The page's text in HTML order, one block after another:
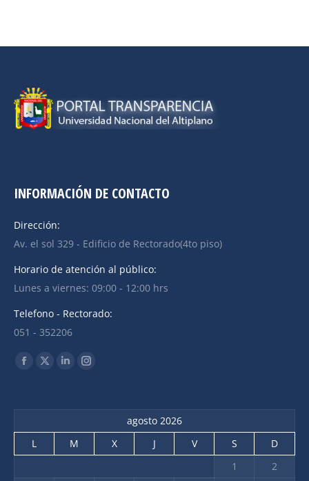
INFORMACIÓN DE CONTACTO
Dirección:
Av. el sol 329 - Edificio de Rectorado(4to piso)
Horario de atención al público:
Lunes a viernes: 09:00 - 12:00 hrs
Telefono - Rectorado:
051 - 352206
Find us on:
agosto 2026
L
M X J V S
D
1
2